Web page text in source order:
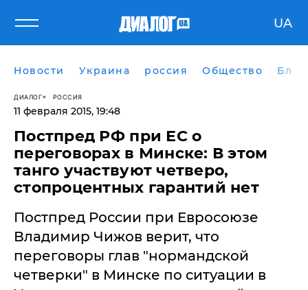
UA
Новости Украина россия Общество
ДИАЛОГ РОССИЯ
11 февраля 2015, 19:48
Постпред РФ при ЕС о
переговорах в Минске: В этом
танго участвуют четверо,
стопроцентных гарантий нет
​Постпред России при Евросоюзе
Владимир Чижов верит, что
переговоры глав "нормандской
четверки" в Минске по ситуации в